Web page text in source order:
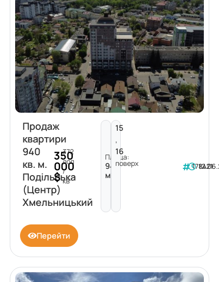
Продаж
квартири
940
кв. м.
Подільська
(Центр)
Хмельницький
350
000
$
372
дол
/
кв
Площа:
940
м²
15
,
16
поверх 178421
Перейти